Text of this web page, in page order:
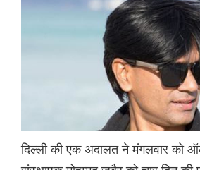
दिल्ली की एक अदालत ने मंगलवार को